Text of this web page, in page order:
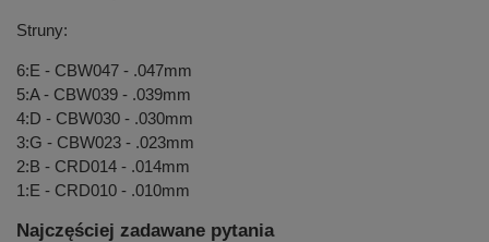
Struny:
6:E - CBW047 - .047mm
5:A - CBW039 - .039mm
4:D - CBW030 - .030mm
3:G - CBW023 - .023mm
2:B - CRD014 - .014mm
1:E - CRD010 - .010mm
Najczęściej zadawane pytania